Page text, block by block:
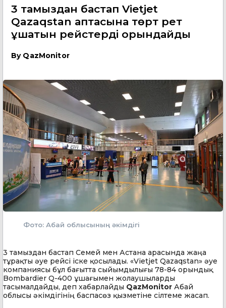
3 тамыздан бастап Vietjet
Qazaqstan аптасына төрт рет
ұшатын рейстерді орындайды
By QazMonitor
Фото: Абай облысының әкімдігі
3 тамыздан бастап Семей мен Астана арасында жаңа
тұрақты әуе рейсі іске қосылады. «Vietjet Qazaqstan» әуе
компаниясы бұл бағытта сыйымдылығы 78-84 орындық
Bombardier Q-400 ұшағымен жолаушыларды
тасымалдайды, деп хабарлайды QazMonitor Абай
облысы әкімдігінің баспасөз қызметіне сілтеме жасап.